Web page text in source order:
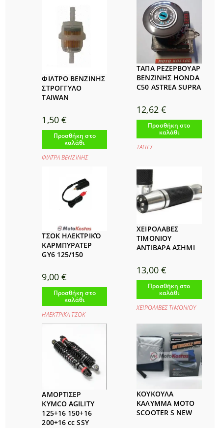
ΦΙΛΤΡΟ ΒΕΝΖΙΝΗΣ
ΣΤΡΟΓΓΥΛΟ
TAIWAN
1,50 €
Προσθήκη στο
καλάθι
ΦΙΛΤΡΑ ΒΕΝΖΙΝΗΣ
ΤΑΠΑ ΡΕΖΕΡΒΟΥΑΡ
ΒΕΝΖΙΝΗΣ HONDA
C50 ASTREA SUPRA
12,62 €
Προσθήκη στο
καλάθι
ΤΑΠΕΣ
ΤΣΟΚ ΗΛΕΚΤΡΙΚΌ
ΚΑΡΜΠΥΡΑΤΕΡ
GY6 125/150
9,00 €
Προσθήκη στο
καλάθι
ΗΛΕΚΤΡΙΚΑ ΤΣΟΚ
ΧΕΙΡΟΛΑΒΕΣ
ΤΙΜΟΝΙΟΥ
ΑΝΤΙΒΑΡΑ ΑΣΗΜΙ
13,00 €
Προσθήκη στο
καλάθι
ΧΕΙΡΟΛΑΒΕΣ ΤΙΜΟΝΙΟΥ
ΑΜΟΡΤΙΣΕΡ
KYMCO AGILITY
125+16 150+16
200+16 cc SSY
ΚΟΥΚΟΥΛΑ
ΚΑΛΥΜΜΑ MOTO
SCOOTER S NEW